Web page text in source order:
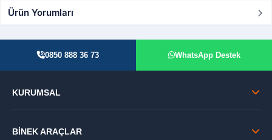
Ürün Yorumları
0850 888 36 73 WhatsApp Destek
KURUMSAL
BİNEK ARAÇLAR